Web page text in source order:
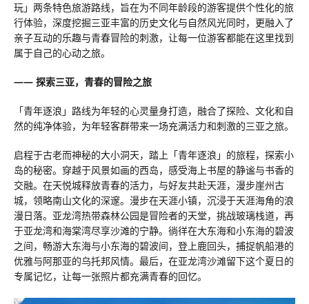
玩」两条特色旅游路线，旨在为不同年龄段的游客提供个性化的旅
行体验，深度挖掘三亚丰富的历史文化与自然风光同时，更融入了
亲子互动的乐趣与青春冒险的刺激，让每一位游客都能在这里找到
属于自己的心动之旅。
—— 探索三亚，青春的冒险之旅
「青年逐浪」路线为年轻的心灵量身打造，融合了探险、文化和自
然的纯净体验，为年轻客群带来一场充满活力和刺激的三亚之旅。
启程于古老而神秘的大小洞天，踏上「青年逐浪」的旅程，探索小
岛的秘密。穿越于风景如画的西岛，感受海上书屋的静谧与书香的
交融。在天悦城释放青春的活力，与好友共赴天涯，漫步崖州古
城，领略南山文化的深邃。漫步在天涯小镇，沉浸于天涯海角的浪
漫日落。亚龙湾热带森林公园是冒险者的天堂，挑战玻璃栈道，再
于亚龙湾和海棠湾尽享沙滩的宁静。徜徉在大东海和小东海的碧波
之间，畅游大东海与小东海的碧波间，登上鹿回头，捕捉帆船港的
优雅与阿那亚的乌托邦风情。最后，在亚龙湾沙滩留下这个夏日的
专属记忆，让每一张照片都充满青春的回忆。